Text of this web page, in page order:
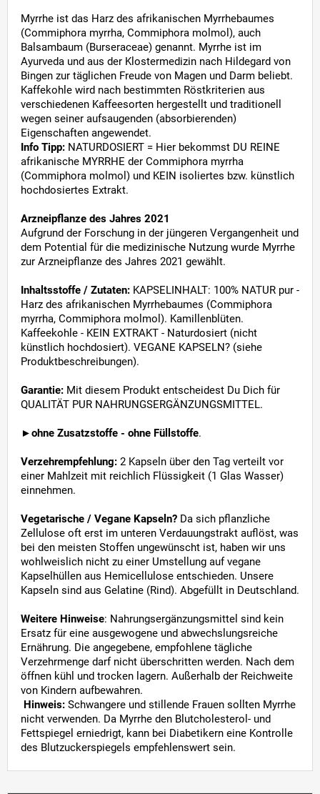
Myrrhe ist das Harz des afrikanischen Myrrhebaumes
(Commiphora myrrha, Commiphora molmol), auch
Balsambaum (Burseraceae) genannt. Myrrhe ist im
Ayurveda und aus der Klostermedizin nach Hildegard von
Bingen zur täglichen Freude von Magen und Darm beliebt.
Kaffekohle wird nach bestimmten Röstkriterien aus
verschiedenen Kaffeesorten hergestellt und traditionell
wegen seiner aufsaugenden (absorbierenden)
Eigenschaften angewendet.
Info Tipp: NATURDOSIERT = Hier bekommst DU REINE
afrikanische MYRRHE der Commiphora myrrha
(Commiphora molmol) und KEIN isoliertes bzw. künstlich
hochdosiertes Extrakt.
Arzneipflanze des Jahres 2021
Aufgrund der Forschung in der jüngeren Vergangenheit und
dem Potential für die medizinische Nutzung wurde Myrrhe
zur Arzneipflanze des Jahres 2021 gewählt.
Inhaltsstoffe / Zutaten: KAPSELINHALT: 100% NATUR pur -
Harz des afrikanischen Myrrhebaumes (Commiphora
myrrha, Commiphora molmol). Kamillenblüten.
Kaffeekohle - KEIN EXTRAKT - Naturdosiert (nicht
künstlich hochdosiert). VEGANE KAPSELN? (siehe
Produktbeschreibungen).
Garantie: Mit diesem Produkt entscheidest Du Dich für
QUALITÄT PUR NAHRUNGSERGÄNZUNGSMITTEL.
►ohne Zusatzstoffe - ohne Füllstoffe.
Verzehrempfehlung: 2 Kapseln über den Tag verteilt vor
einer Mahlzeit mit reichlich Flüssigkeit (1 Glas Wasser)
einnehmen.
Vegetarische / Vegane Kapseln? Da sich pflanzliche
Zellulose oft erst im unteren Verdauungstrakt auflöst, was
bei den meisten Stoffen ungewünscht ist, haben wir uns
wohlweislich nicht zu einer Umstellung auf vegane
Kapselhüllen aus Hemicellulose entschieden. Unsere
Kapseln sind aus Gelatine (Rind). Abgefüllt in Deutschland.
Weitere Hinweise: Nahrungsergänzungsmittel sind kein
Ersatz für eine ausgewogene und abwechslungsreiche
Ernährung. Die angegebene, empfohlene tägliche
Verzehrmenge darf nicht überschritten werden. Nach dem
öffnen kühl und trocken lagern. Außerhalb der Reichweite
von Kindern aufbewahren.
Hinweis: Schwangere und stillende Frauen sollten Myrrhe
nicht verwenden. Da Myrrhe den Blutcholesterol- und
Fettspiegel erniedrigt, kann bei Diabetikern eine Kontrolle
des Blutzuckerspiegels empfehlenswert sein.